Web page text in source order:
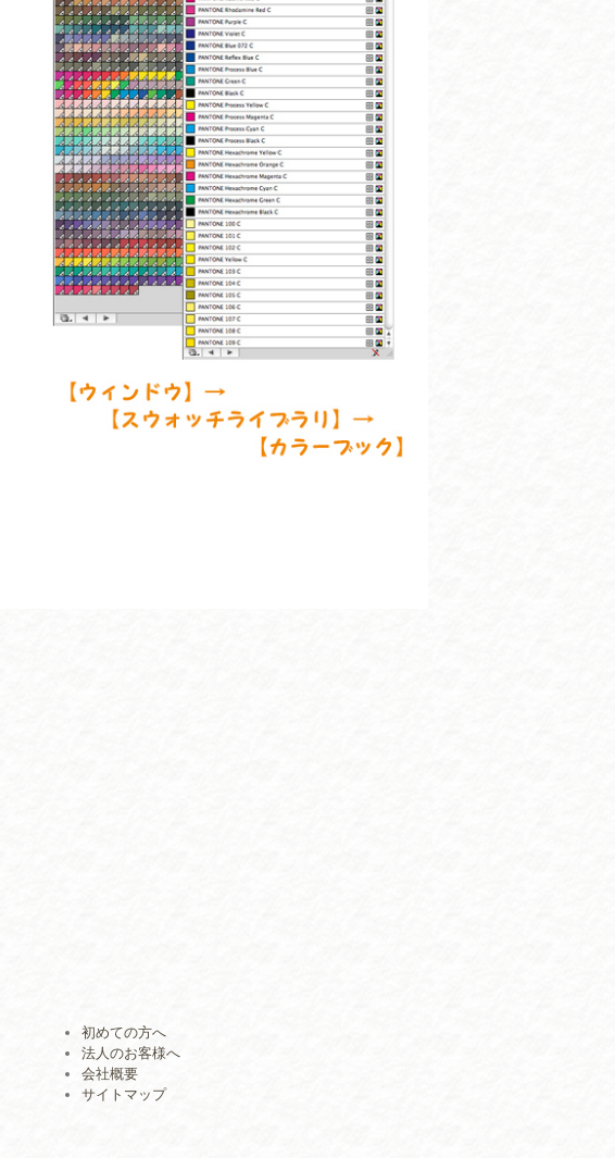
初めての方へ
法人のお客様へ
会社概要
サイトマップ